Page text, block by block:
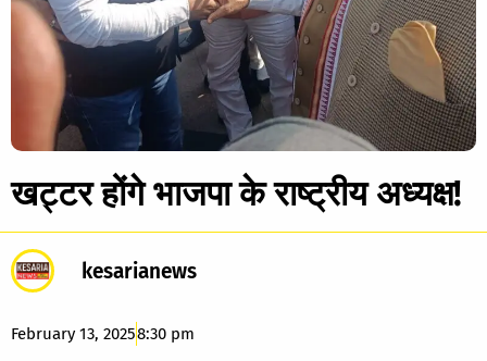
खट्टर होंगे भाजपा के राष्ट्रीय अध्यक्ष!
kesarianews
February 13, 20258:30 pm